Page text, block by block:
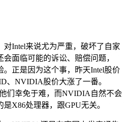
Intel来说尤为严重，破坏了自家
面临可能的诉讼、赔偿问题，
。正是因为这个事，昨天Intel股价
、NVIDIA股价大涨了一番。
们幸免于难，而NVIDIA自然不会
X86处理器，跟GPU无关。